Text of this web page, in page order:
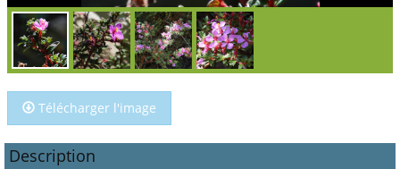
Télécharger l'image
Description